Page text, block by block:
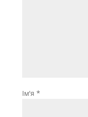
Ім'я *